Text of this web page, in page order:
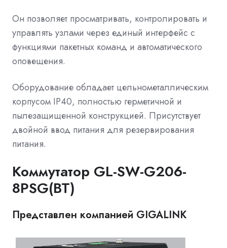
Он позволяет просматривать, контролировать и
управлять узлами через единый интерфейс с
функциями пакетных команд и автоматического
оповещения.
Оборудование обладает цельнометаллическим
корпусом IP40, полностью герметичной и
пылезащищенной конструкцией. Присутствует
двойной ввод питания для резервирования
питания.
Коммутатор GL-SW-G206-
8PSG(BT)
Представлен компанией GIGALINK